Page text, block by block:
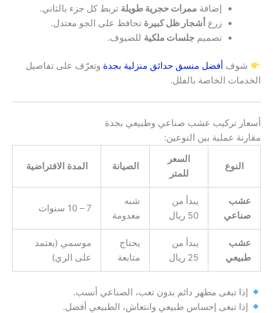
إضافة ممرات حجرية طويلة تربط كل جزء بالثاني.
زرع أشجار ظل كبيرة تحافظ على الجو معتدل.
تصميم جلسات ملكية للضيوف.
شوف أفضل منسق حدائق منزلية بجدة وتعرّف على تفاصيل
الخدمات الخاصة بالفلل.
أسعار تركيب عشب صناعي وطبيعي بجدة
مقارنة عملية بين النوعين:
النوع
السعر
للمتر
الصيانة المدة الافتراضية
عشب
صناعي
يبدأ من
50 ريال
شبه
معدومة
7 – 10 سنوات
عشب
طبيعي
يبدأ من
25 ريال
يحتاج
متابعة
موسمي (يعتمد
على الري)
إذا تبغى مظهر دائم بدون تعب، الصناعي أنسب.
إذا تبغى إحساس طبيعي وانتعاش، الطبيعي أفضل.